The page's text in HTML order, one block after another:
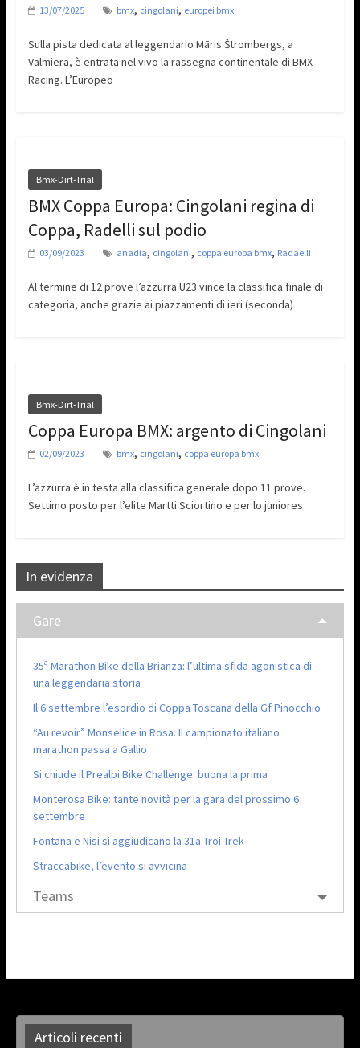
13/07/2025 bmx, cingolani, europei bmx
Sulla pista dedicata al leggendario Māris Štrombergs, a
Valmiera, è entrata nel vivo la rassegna continentale di BMX
Racing. L’Europeo
Bmx-Dirt-Trial
BMX Coppa Europa: Cingolani regina di
Coppa, Radelli sul podio
03/09/2023 anadia, cingolani, coppa europa bmx, Radaelli
Al termine di 12 prove l’azzurra U23 vince la classifica finale di
categoria, anche grazie ai piazzamenti di ieri (seconda)
Bmx-Dirt-Trial
Coppa Europa BMX: argento di Cingolani
02/09/2023 bmx, cingolani, coppa europa bmx
L’azzurra è in testa alla classifica generale dopo 11 prove.
Settimo posto per l’elite Martti Sciortino e per lo juniores
In evidenza
Gare
35ª Marathon Bike della Brianza: l’ultima sfida agonistica di
una leggendaria storia
Il 6 settembre l’esordio di Coppa Toscana della Gf Pinocchio
“Au revoir” Monselice in Rosa. Il campionato italiano
marathon passa a Gallio
Si chiude il Prealpi Bike Challenge: buona la prima
Monterosa Bike: tante novità per la gara del prossimo 6
settembre
Fontana e Nisi si aggiudicano la 31a Troi Trek
Straccabike, l’evento si avvicina
Teams
Articoli recenti